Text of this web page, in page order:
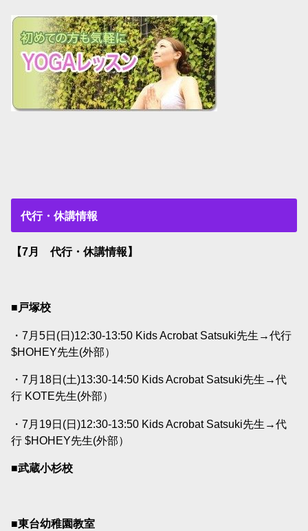
代行・休講情報
【7月 代行・休講情報】
■戸塚校
・7月5日(日)12:30-13:50 Kids Acrobat Satsuki先生→代行
$HOHEY先生(外部）
・7月18日(土)13:30-14:50 Kids Acrobat Satsuki先生→代
行 KOTE先生(外部）
・7月19日(日)12:30-13:50 Kids Acrobat Satsuki先生→代
行 $HOHEY先生(外部）
■武蔵小杉校
■東台幼稚園教室